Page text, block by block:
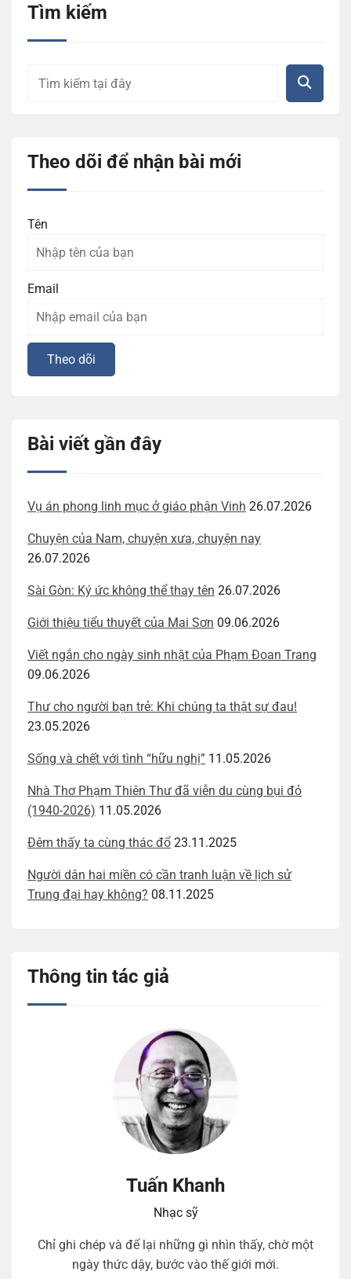
Tìm kiếm
Theo dõi để nhận bài mới
Tên
Email
Bài viết gần đây
Vụ án phong linh mục ở giáo phận Vinh 26.07.2026
Chuyện của Nam, chuyện xưa, chuyện nay
26.07.2026
Sài Gòn: Ký ức không thể thay tên 26.07.2026
Giới thiệu tiểu thuyết của Mai Sơn 09.06.2026
Viết ngắn cho ngày sinh nhật của Phạm Đoan Trang
09.06.2026
Thư cho người bạn trẻ: Khi chúng ta thật sự đau!
23.05.2026
Sống và chết với tình “hữu nghị” 11.05.2026
Nhà Thơ Phạm Thiên Thư đã viễn du cùng bụi đỏ
(1940-2026) 11.05.2026
Đêm thấy ta cùng thác đổ 23.11.2025
Người dân hai miền có cần tranh luận về lịch sử
Trung đại hay không? 08.11.2025
Thông tin tác giả
Tuấn Khanh
Nhạc sỹ
Chỉ ghi chép và để lại những gì nhìn thấy, chờ một
ngày thức dậy, bước vào thế giới mới.